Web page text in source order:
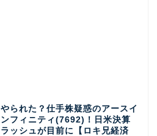
やられた？仕手株疑惑のアースイ
ンフィニティ(7692)！日米決算
ラッシュが目前に【ロキ兄経済